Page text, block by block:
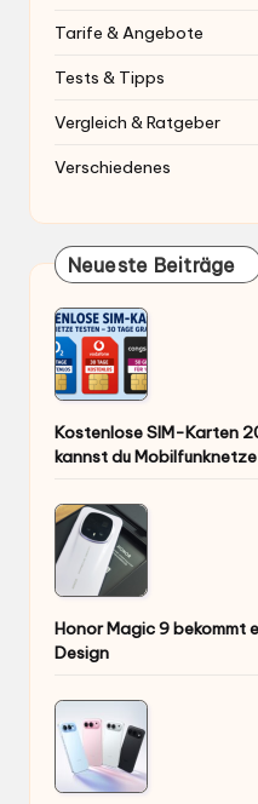
Tarife & Angebote
Tests & Tipps
Vergleich & Ratgeber
Verschiedenes
Neueste Beiträge
Kostenlose SIM-Karten
kannst du
Honor Magic 9 bekommt
Design